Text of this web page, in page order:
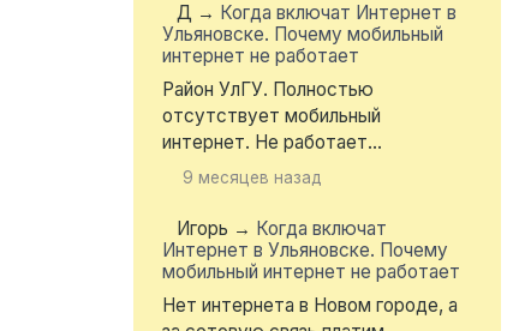
Д → Когда включат Интернет в
Ульяновске. Почему мобильный
интернет не работает
Район УлГУ. Полностью
отсутствует мобильный
интернет. Не работает...
9 месяцев назад
Игорь → Когда включат
Интернет в Ульяновске. Почему
мобильный интернет не работает
Нет интернета в Новом городе, а